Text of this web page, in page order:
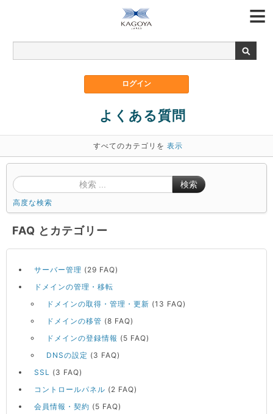
よくある質問
すべてのカテゴリを 表示
検索
高度な検索
FAQ とカテゴリー
サーバー管理 (29 FAQ)
ドメインの管理・移転
ドメインの取得・管理・更新 (13 FAQ)
ドメインの移管 (8 FAQ)
ドメインの登録情報 (5 FAQ)
DNSの設定 (3 FAQ)
SSL
(3 FAQ)
コントロールパネル (2 FAQ)
会員情報・契約 (5 FAQ)